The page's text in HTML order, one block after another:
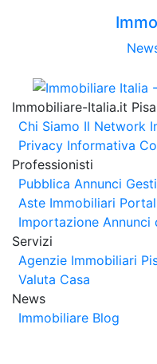
Immobiliare-Italia.it Pisa
Chi Siamo Il Network
Privacy Informativa
Professionisti
Pubblica Annunci
Aste Immobiliari
Importazione Annunci
Servizi
Agenzie Immobiliari
Valuta Casa
News
Immobiliare Blog